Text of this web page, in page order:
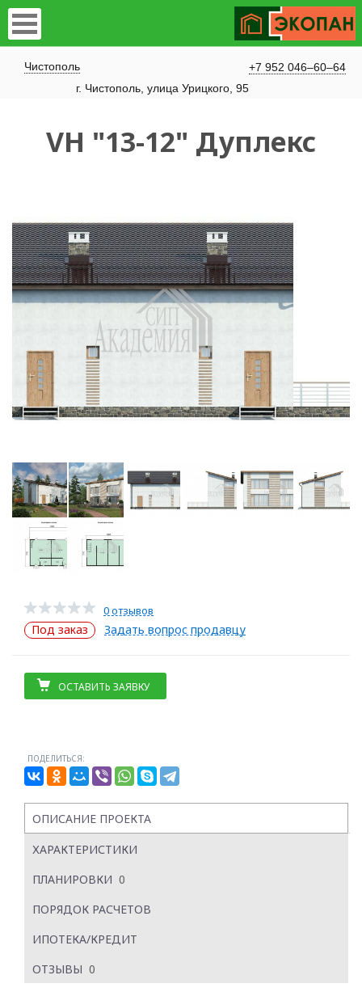
Чистополь
+7 952 046–60–64
​г. Чистополь, улица Урицкого, 95
VH "13-12" Дуплекс
0 отзывов
Под заказ Задать вопрос продавцу
ОСТАВИТЬ ЗАЯВКУ
ПОДЕЛИТЬСЯ:
ОПИСАНИЕ ПРОЕКТА
ХАРАКТЕРИСТИКИ
ПЛАНИРОВКИ 0
ПОРЯДОК РАСЧЕТОВ
ИПОТЕКА/КРЕДИТ
ОТЗЫВЫ 0